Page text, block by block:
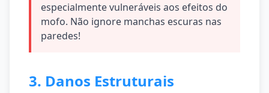
especialmente vulneráveis aos efeitos do
mofo. Não ignore manchas escuras nas
paredes!
3. Danos Estruturais